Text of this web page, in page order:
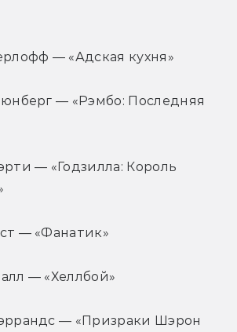
— «Адская кухня»
— «Рэмбо: Последняя
— «Годзилла: Король
— «Фанатик»
— «Хеллбой»
— «Призраки Шэрон